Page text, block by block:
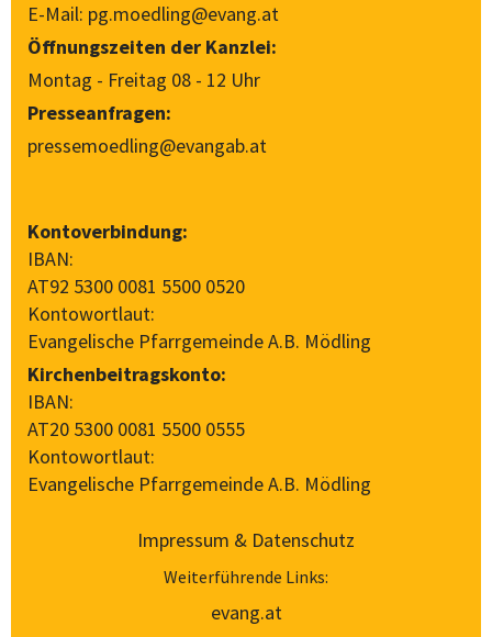
E-Mail: pg.moedling@evang.at
Öffnungszeiten der Kanzlei:
Montag - Freitag 08 - 12 Uhr
Presseanfragen:
pressemoedling@evangab.at
Kontoverbindung:
IBAN:
AT92 5300 0081 5500 0520
Kontowortlaut:
Evangelische Pfarrgemeinde A.B. Mödling
Kirchenbeitragskonto:
IBAN:
AT20 5300 0081 5500 0555
Kontowortlaut:
Evangelische Pfarrgemeinde A.B. Mödling
Impressum & Datenschutz
Weiterführende Links:
evang.at